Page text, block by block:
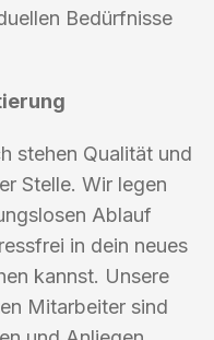
Bedürfnisse
stehen Qualität und
Stelle. Wir legen
Ablauf
in dein neues
kannst. Unsere
Mitarbeiter sind